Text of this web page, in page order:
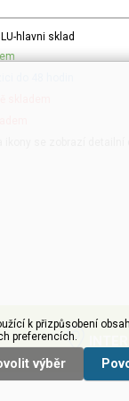
hlavni sklad
k přizpůsobení
preferencích.
výběr